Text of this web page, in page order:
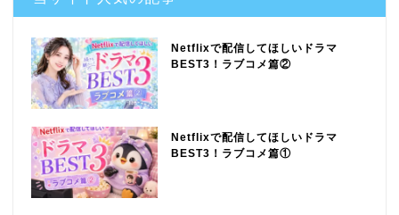
Netflixで配信してほしいドラマ
BEST3！ラブコメ篇②
Netflixで配信してほしいドラマ
BEST3！ラブコメ篇①